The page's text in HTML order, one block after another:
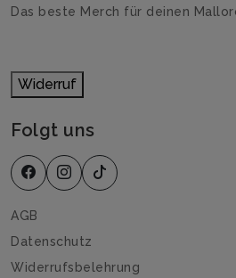
Das beste Merch für deinen
Widerruf
Folgt uns
AGB
Datenschutz
Widerrufsbelehrung